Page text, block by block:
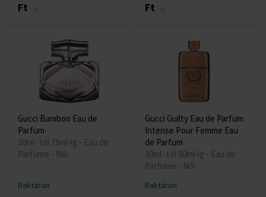
Ft
Ft
Gucci Bamboo Eau de
Parfum
30ml -tól 75ml-ig - Eau de
Parfume - Női
Raktáron
Gucci Guilty Eau de Parfum
Intense Pour Femme Eau
de Parfum
30ml -tól 90ml-ig - Eau de
Parfume - Női
Raktáron